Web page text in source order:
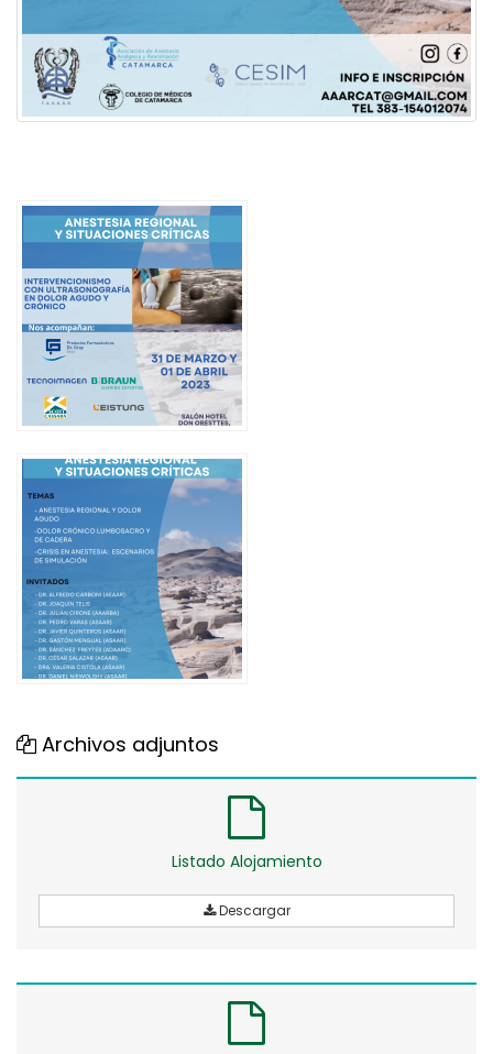
Archivos adjuntos
Listado Alojamiento
Descargar